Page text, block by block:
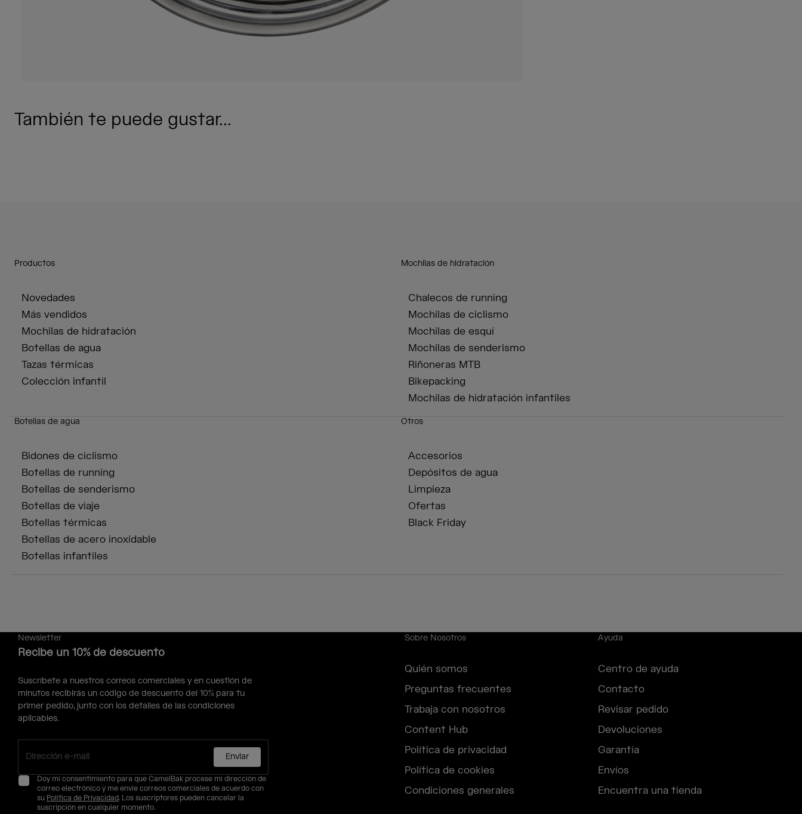
También te puede gustar...
Productos
Novedades
Más vendidos
Mochilas de hidratación
Botellas de agua
Tazas térmicas
Colección infantil
Mochilas de hidratación
Chalecos de running
Mochilas de ciclismo
Mochilas de esquí
Mochilas de senderismo
Riñoneras MTB
Bikepacking
Mochilas de hidratación infantiles
Botellas de agua
Bidones de ciclismo
Botellas de running
Botellas de senderismo
Botellas de viaje
Botellas térmicas
Botellas de acero inoxidable
Botellas infantiles
Otros
Accesorios
Depósitos de agua
Limpieza
Ofertas
Black Friday
Newsletter
Recibe un 10% de descuento
Suscríbete a nuestros correos comerciales y en cuestión de
minutos recibirás un código de descuento del 10% para tu
primer pedido, junto con los detalles de las condiciones
aplicables.
Enviar
Doy mi consentimiento para que CamelBak procese mi dirección de
correo electrónico y me envíe correos comerciales de acuerdo con
su Política de Privacidad. Los suscriptores pueden cancelar la
suscripción en cualquier momento.
Sobre Nosotros
Quién somos
Preguntas frecuentes
Trabaja con nosotros
Content Hub
Política de privacidad
Política de cookies
Condiciones generales
Ayuda
Centro de ayuda
Contacto
Revisar pedido
Devoluciones
Garantía
Envíos
Encuentra una tienda